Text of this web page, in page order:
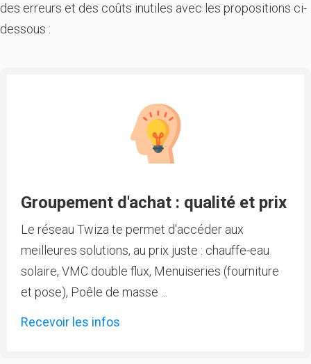
des erreurs et des coûts inutiles avec les propositions ci-
dessous :
Groupement d'achat : qualité et prix
Le réseau Twiza te permet d'accéder aux
meilleures solutions, au prix juste : chauffe-eau
solaire, VMC double flux, Menuiseries (fourniture
et pose), Poêle de masse ...
Recevoir les infos